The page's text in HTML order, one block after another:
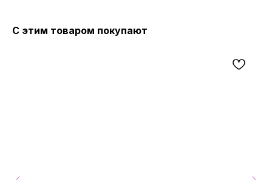
С этим товаром покупают